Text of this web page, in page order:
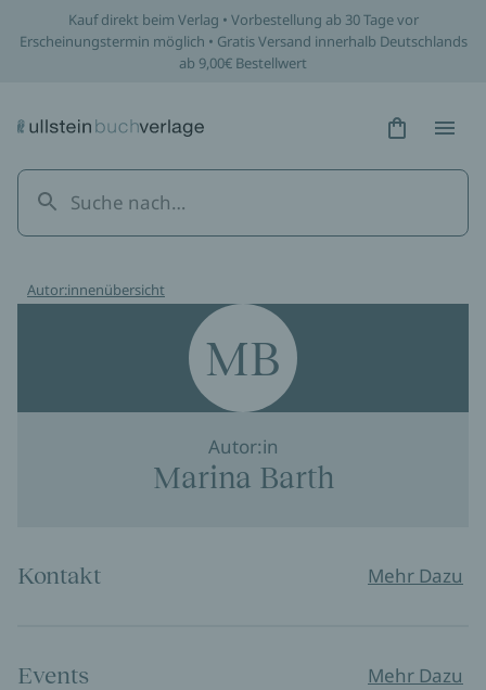
Kauf direkt beim Verlag • Vorbestellung ab 30 Tage vor
Erscheinungstermin möglich • Gratis Versand innerhalb Deutschlands
ab 9,00€ Bestellwert
Hidden
Autor:innenübersicht
MB
Autor:in
Marina Barth
Kontakt Mehr Dazu
Events Mehr Dazu